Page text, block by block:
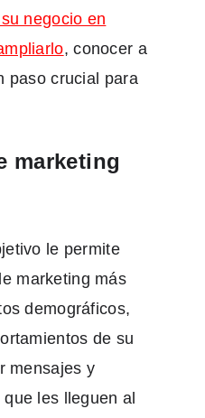
negocio en
, conocer a
paso crucial para
marketing
le permite
marketing más
demográficos,
de su
mensajes y
les lleguen al